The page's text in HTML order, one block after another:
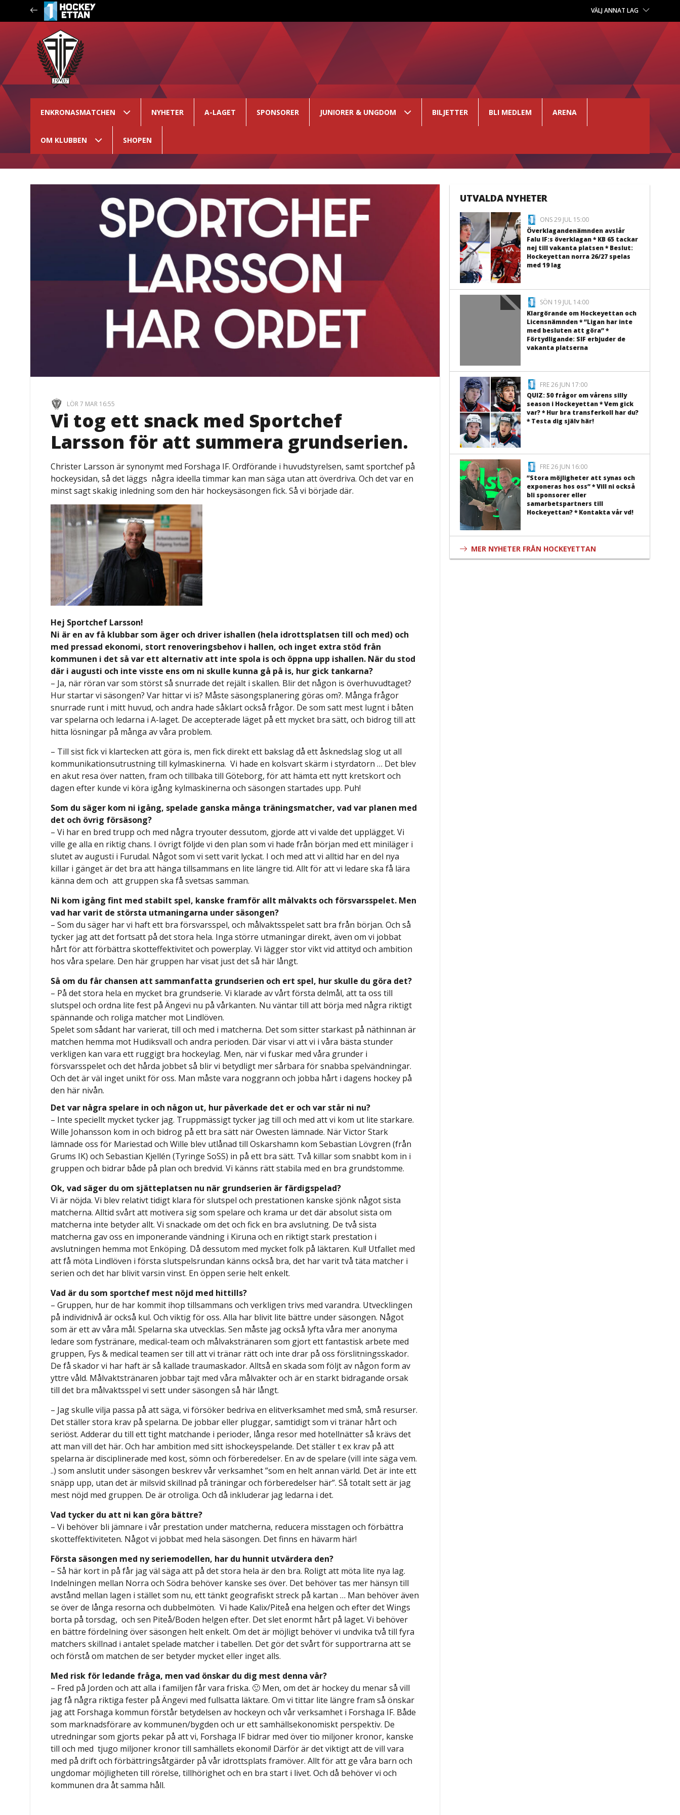
VÄLJ ANNAT LAG
ENKRONASMATCHEN NYHETER A-LAGET SPONSORER JUNIORER & UNGDOM BILJETTER BLI MEDLEM ARENA
OM KLUBBEN SHOPEN
LÖR 7 MAR 16:55
Vi tog ett snack med Sportchef
Larsson för att summera grundserien.
Christer Larsson är synonymt med Forshaga IF. Ordförande i huvudstyrelsen, samt sportchef på
hockeysidan, så det läggs några ideella timmar kan man säga utan att överdriva. Och det var en
minst sagt skakig inledning som den här hockeysäsongen fick. Så vi började där.
Hej Sportchef Larsson!
Ni är en av få klubbar som äger och driver ishallen (hela idrottsplatsen till och med) och
med pressad ekonomi, stort renoveringsbehov i hallen, och inget extra stöd från
kommunen i det så var ett alternativ att inte spola is och öppna upp ishallen. När du stod
där i augusti och inte visste ens om ni skulle kunna gå på is, hur gick tankarna?
– Ja, när röran var som störst så snurrade det rejält i skallen. Blir det någon is överhuvudtaget?
Hur startar vi säsongen? Var hittar vi is? Måste säsongsplanering göras om?. Många frågor
snurrade runt i mitt huvud, och andra hade såklart också frågor. De som satt mest lugnt i båten
var spelarna och ledarna i A-laget. De accepterade läget på ett mycket bra sätt, och bidrog till att
hitta lösningar på många av våra problem.
– Till sist fick vi klartecken att göra is, men fick direkt ett bakslag då ett åsknedslag slog ut all
kommunikationsutrustning till kylmaskinerna. Vi hade en kolsvart skärm i styrdatorn … Det blev
en akut resa över natten, fram och tillbaka till Göteborg, för att hämta ett nytt kretskort och
dagen efter kunde vi köra igång kylmaskinerna och säsongen startades upp. Puh!
Som du säger kom ni igång, spelade ganska många träningsmatcher, vad var planen med
det och övrig försäsong?
– Vi har en bred trupp och med några tryouter dessutom, gjorde att vi valde det upplägget. Vi
ville ge alla en riktig chans. I övrigt följde vi den plan som vi hade från början med ett miniläger i
slutet av augusti i Furudal. Något som vi sett varit lyckat. I och med att vi alltid har en del nya
killar i gänget är det bra att hänga tillsammans en lite längre tid. Allt för att vi ledare ska få lära
känna dem och att gruppen ska få svetsas samman.
Ni kom igång fint med stabilt spel, kanske framför allt målvakts och försvarsspelet. Men
vad har varit de största utmaningarna under säsongen?
– Som du säger har vi haft ett bra försvarsspel, och målvaktsspelet satt bra från början. Och så
tycker jag att det fortsatt på det stora hela. Inga större utmaningar direkt, även om vi jobbat
hårt för att förbättra skotteffektivitet och powerplay. Vi lägger stor vikt vid attityd och ambition
hos våra spelare. Den här gruppen har visat just det så här långt.
Så om du får chansen att sammanfatta grundserien och ert spel, hur skulle du göra det?
– På det stora hela en mycket bra grundserie. Vi klarade av vårt första delmål, att ta oss till
slutspel och ordna lite fest på Ängevi nu på vårkanten. Nu väntar till att börja med några riktigt
spännande och roliga matcher mot Lindlöven.
Spelet som sådant har varierat, till och med i matcherna. Det som sitter starkast på näthinnan är
matchen hemma mot Hudiksvall och andra perioden. Där visar vi att vi i våra bästa stunder
verkligen kan vara ett ruggigt bra hockeylag. Men, när vi fuskar med våra grunder i
försvarsspelet och det hårda jobbet så blir vi betydligt mer sårbara för snabba spelvändningar.
Och det är väl inget unikt för oss. Man måste vara noggrann och jobba hårt i dagens hockey på
den här nivån.
Det var några spelare in och någon ut, hur påverkade det er och var står ni nu?
– Inte speciellt mycket tycker jag. Truppmässigt tycker jag till och med att vi kom ut lite starkare.
Wille Johansson kom in och bidrog på ett bra sätt när Owesten lämnade. När Victor Stark
lämnade oss för Mariestad och Wille blev utlånad till Oskarshamn kom Sebastian Lövgren (från
Grums IK) och Sebastian Kjellén (Tyringe SoSS) in på ett bra sätt. Två killar som snabbt kom in i
gruppen och bidrar både på plan och bredvid. Vi känns rätt stabila med en bra grundstomme.
Ok, vad säger du om sjätteplatsen nu när grundserien är färdigspelad?
Vi är nöjda. Vi blev relativt tidigt klara för slutspel och prestationen kanske sjönk något sista
matcherna. Alltid svårt att motivera sig som spelare och krama ur det där absolut sista om
matcherna inte betyder allt. Vi snackade om det och fick en bra avslutning. De två sista
matcherna gav oss en imponerande vändning i Kiruna och en riktigt stark prestation i
avslutningen hemma mot Enköping. Då dessutom med mycket folk på läktaren. Kul! Utfallet med
att få möta Lindlöven i första slutspelsrundan känns också bra, det har varit två täta matcher i
serien och det har blivit varsin vinst. En öppen serie helt enkelt.
Vad är du som sportchef mest nöjd med hittills?
– Gruppen, hur de har kommit ihop tillsammans och verkligen trivs med varandra. Utvecklingen
på individnivå är också kul. Och viktig för oss. Alla har blivit lite bättre under säsongen. Något
som är ett av våra mål. Spelarna ska utvecklas. Sen måste jag också lyfta våra mer anonyma
ledare som fystränare, medical-team och målvakstränaren som gjort ett fantastisk arbete med
gruppen, Fys & medical teamen ser till att vi tränar rätt och inte drar på oss förslitningsskador.
De få skador vi har haft är så kallade traumaskador. Alltså en skada som följt av någon form av
yttre våld. Målvaktstränaren jobbar tajt med våra målvakter och är en starkt bidragande orsak
till det bra målvaktsspel vi sett under säsongen så här långt.
– Jag skulle vilja passa på att säga, vi försöker bedriva en elitverksamhet med små, små resurser.
Det ställer stora krav på spelarna. De jobbar eller pluggar, samtidigt som vi tränar hårt och
seriöst. Adderar du till ett tight matchande i perioder, långa resor med hotellnätter så krävs det
att man vill det här. Och har ambition med sitt ishockeyspelande. Det ställer t ex krav på att
spelarna är disciplinerade med kost, sömn och förberedelser. En av de spelare (vill inte säga vem.
..) som anslutit under säsongen beskrev vår verksamhet ”som en helt annan värld. Det är inte ett
snäpp upp, utan det är milsvid skillnad på träningar och förberedelser här”. Så totalt sett är jag
mest nöjd med gruppen. De är otroliga. Och då inkluderar jag ledarna i det.
Vad tycker du att ni kan göra bättre?
– Vi behöver bli jämnare i vår prestation under matcherna, reducera misstagen och förbättra
skotteffektiviteten. Något vi jobbat med hela säsongen. Det finns en hävarm här!
Första säsongen med ny seriemodellen, har du hunnit utvärdera den?
– Så här kort in på får jag väl säga att på det stora hela är den bra. Roligt att möta lite nya lag.
Indelningen mellan Norra och Södra behöver kanske ses över. Det behöver tas mer hänsyn till
avstånd mellan lagen i stället som nu, ett tänkt geografiskt streck på kartan … Man behöver även
se över de långa resorna och dubbelmöten. Vi hade Kalix/Piteå ena helgen och efter det Wings
borta på torsdag, och sen Piteå/Boden helgen efter. Det slet enormt hårt på laget. Vi behöver
en bättre fördelning över säsongen helt enkelt. Om det är möjligt behöver vi undvika två till fyra
matchers skillnad i antalet spelade matcher i tabellen. Det gör det svårt för supportrarna att se
och förstå om matchen de ser betyder mycket eller inget alls.
Med risk för ledande fråga, men vad önskar du dig mest denna vår?
– Fred på Jorden och att alla i familjen får vara friska. 🙂 Men, om det är hockey du menar så vill
jag få några riktiga fester på Ängevi med fullsatta läktare. Om vi tittar lite längre fram så önskar
jag att Forshaga kommun förstår betydelsen av hockeyn och vår verksamhet i Forshaga IF. Både
som marknadsförare av kommunen/bygden och ur ett samhällsekonomiskt perspektiv. De
utredningar som gjorts pekar på att vi, Forshaga IF bidrar med över tio miljoner kronor, kanske
till och med tjugo miljoner kronor till samhällets ekonomi! Därför är det viktigt att de vill vara
med på drift och förbättringsåtgärder på vår idrottsplats framöver. Allt för att ge våra barn och
ungdomar möjligheten till rörelse, tillhörighet och en bra start i livet. Och då behöver vi och
kommunen dra åt samma håll.
UTVALDA NYHETER
ONS 29 JUL 15:00
Överklagandenämnden avslår
Falu IF:s överklagan * KB 65 tackar
nej till vakanta platsen * Beslut:
Hockeyettan norra 26/27 spelas
med 19 lag
SÖN 19 JUL 14:00
Klargörande om Hockeyettan och
Licensnämnden * ”Ligan har inte
med besluten att göra” *
Förtydligande: SIF erbjuder de
vakanta platserna
FRE 26 JUN 17:00
QUIZ: 50 frågor om vårens silly
season i Hockeyettan * Vem gick
var? * Hur bra transferkoll har du?
* Testa dig själv här!
FRE 26 JUN 16:00
”Stora möjligheter att synas och
exponeras hos oss” * Vill ni också
bli sponsorer eller
samarbetspartners till
Hockeyettan? * Kontakta vår vd!
MER NYHETER FRÅN HOCKEYETTAN